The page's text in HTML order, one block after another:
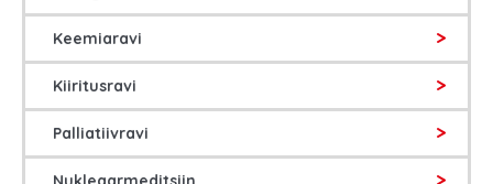
Keemiaravi
Kiiritusravi
Palliatiivravi